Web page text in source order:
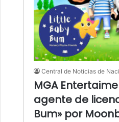
Central de Noticias de
MGA
agente de
Bum» por